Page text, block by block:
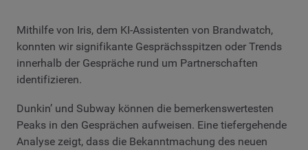
Mithilfe von Iris, dem KI-Assistenten von Brandwatch,
konnten wir signifikante Gesprächsspitzen oder Trends
innerhalb der Gespräche rund um Partnerschaften
identifizieren.
Dunkin’ und Subway können die bemerkenswertesten
Peaks in den Gesprächen aufweisen. Eine tiefergehende
Analyse zeigt, dass die Bekanntmachung des neuen